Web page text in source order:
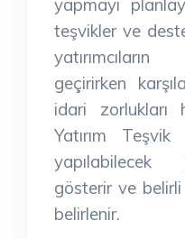
teşvikler ve
geçirirken
idari zorlukları
Yatırım Teşvik
yapılabilecek
gösterir ve
belirlenir.